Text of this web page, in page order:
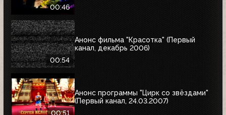
00:46
00:54
Анонс фильма "Красотка" (Первый
канал, декабрь 2006)
00:51
Анонс программы "Цирк со звёздами"
(Первый канал, 24.03.2007)